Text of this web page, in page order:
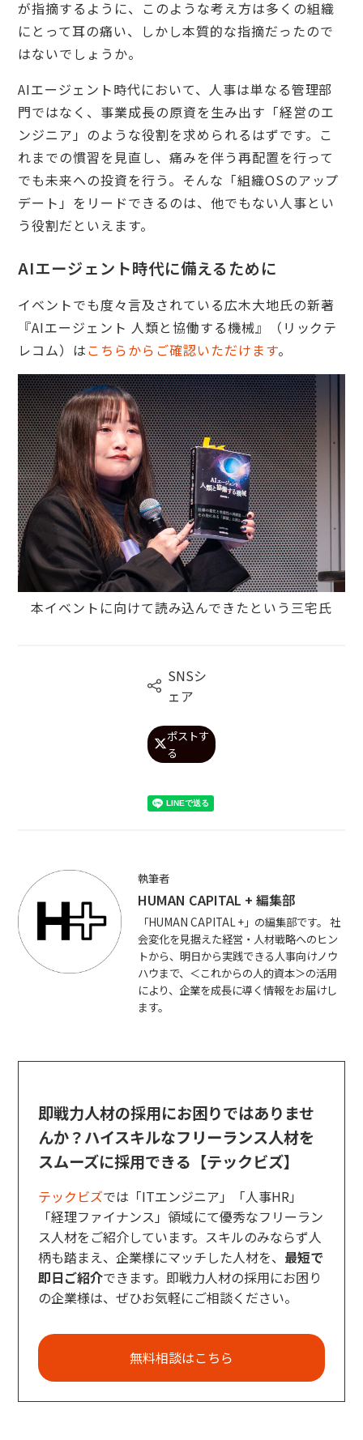
が指摘するように、このような考え方は多くの組織
にとって耳の痛い、しかし本質的な指摘だったので
はないでしょうか。
AIエージェント時代において、人事は単なる管理部
門ではなく、事業成長の原資を生み出す「経営のエ
ンジニア」のような役割を求められるはずです。こ
れまでの慣習を見直し、痛みを伴う再配置を行って
でも未来への投資を行う。そんな「組織OSのアップ
デート」をリードできるのは、他でもない人事とい
う役割だといえます。
AIエージェント時代に備えるために
イベントでも度々言及されている広木大地氏の新著
『AIエージェント 人類と協働する機械』（リックテ
レコム）はこちらからご確認いただけます。
本イベントに向けて読み込んできたという三宅氏

SNSシ
ェア

ポストす
る
執筆者
HUMAN CAPITAL + 編集部
「HUMAN CAPITAL +」の編集部です。 社
会変化を見据えた経営・人材戦略へのヒン
トから、明日から実践できる人事向けノウ
ハウまで、＜これからの人的資本＞の活用
により、企業を成長に導く情報をお届けし
ます。
即戦力人材の採用にお困りではありませ
んか？ハイスキルなフリーランス人材を
スムーズに採用できる【テックビズ】
テックビズでは「ITエンジニア」「人事HR」
「経理ファイナンス」領域にて優秀なフリーラン
ス人材をご紹介しています。スキルのみならず人
柄も踏まえ、企業様にマッチした人材を、 最短で
即日ご紹介できます。即戦力人材の採用にお困り
の企業様は、ぜひお気軽にご相談ください。
無料相談はこちら